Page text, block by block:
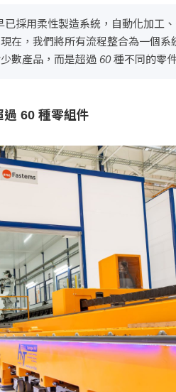
已採用柔性製造系統，自動化加工
在，我們將所有流程整合為一個
數產品，而是超過 60 種不同的零件
60 種零組件